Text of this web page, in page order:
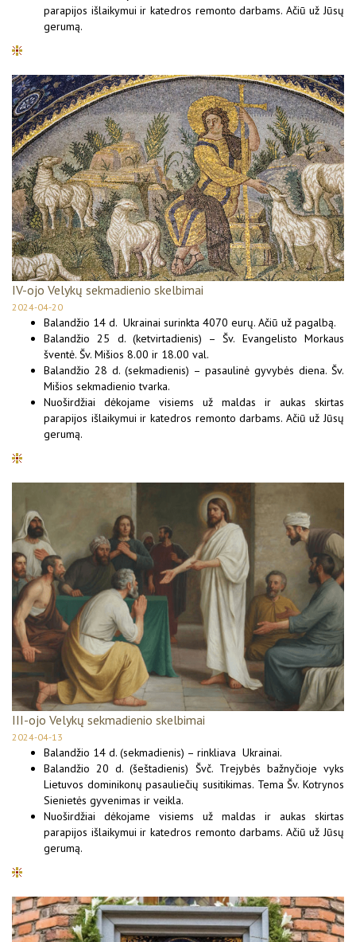
parapijos išlaikymui ir katedros remonto darbams. Ačiū už Jūsų
gerumą.
IV-ojo Velykų sekmadienio skelbimai
2024-04-20
Balandžio 14 d. Ukrainai surinkta 4070 eurų. Ačiū už pagalbą.
Balandžio 25 d. (ketvirtadienis) – Šv. Evangelisto Morkaus
šventė. Šv. Mišios 8.00 ir 18.00 val.
Balandžio 28 d. (sekmadienis) – pasaulinė gyvybės diena. Šv.
Mišios sekmadienio tvarka.
Nuoširdžiai dėkojame visiems už maldas ir aukas skirtas
parapijos išlaikymui ir katedros remonto darbams. Ačiū už Jūsų
gerumą.
III-ojo Velykų sekmadienio skelbimai
2024-04-13
Balandžio 14 d. (sekmadienis) – rinkliava Ukrainai.
Balandžio 20 d. (šeštadienis) Švč. Trejybės bažnyčioje vyks
Lietuvos dominikonų pasauliečių susitikimas. Tema Šv. Kotrynos
Sienietės gyvenimas ir veikla.
Nuoširdžiai dėkojame visiems už maldas ir aukas skirtas
parapijos išlaikymui ir katedros remonto darbams. Ačiū už Jūsų
gerumą.